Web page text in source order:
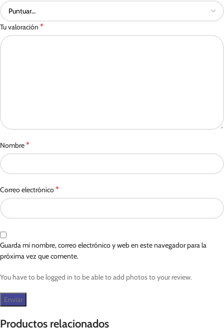
Tu valoración *
Nombre*
Correo electrónico*
Guarda mi nombre, correo electrónico y web en este navegador para la
próxima vez que comente.
You have to be logged in to be able to add photos to your review.
Productos relacionados